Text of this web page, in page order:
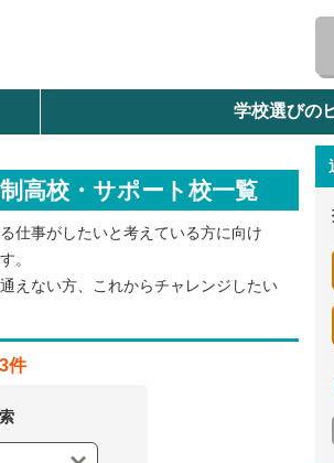
検索
を選択して探す
北海道・東北
北陸・甲信越
九州・沖縄
学校選びの
高校・サポート校一覧
仕事がしたいと考えている方に向け
。
えない方、これからチャレンジしたい
件